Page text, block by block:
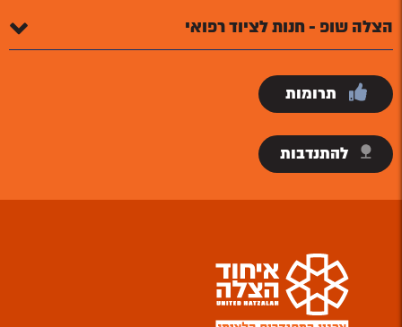
הצלה שופ - חנות לציוד רפואי
תרומות
להתנדבות